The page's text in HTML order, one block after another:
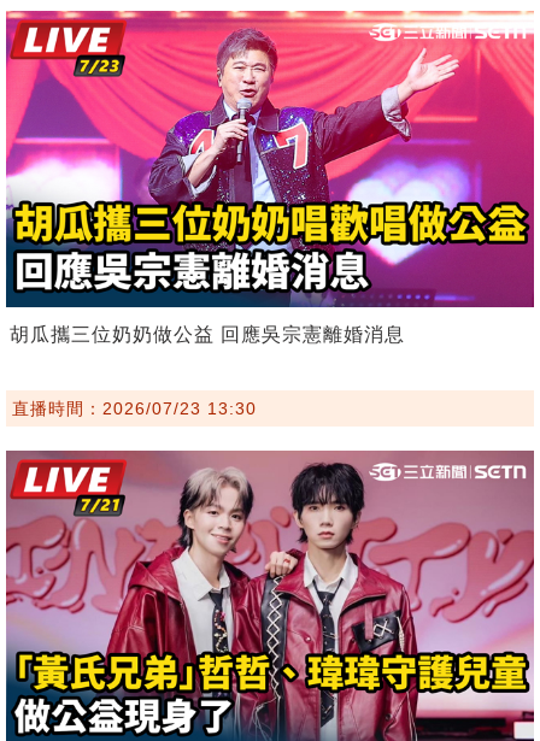
胡瓜攜三位奶奶做公益 回應吳宗憲離婚消息
直播時間：2026/07/23 13:30